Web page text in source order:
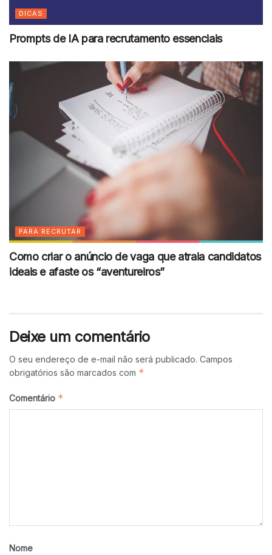
DICAS
Prompts de IA para recrutamento essenciais
PARA RECRUTAR
Como criar o anúncio de vaga que atraia candidatos
ideais e afaste os “aventureiros”
Deixe um comentário
O seu endereço de e-mail não será publicado. Campos
obrigatórios são marcados com *
Comentário *
Nome